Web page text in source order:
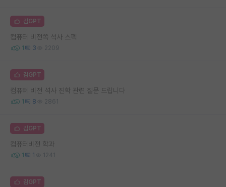
김GPT
컴퓨터 비전쪽 석사 스펙
1 3 2209
김GPT
컴퓨터 비전 석사 진학 관련 질문 드립니다
1 8 2861
김GPT
컴퓨터비전 학과
1 1 1241
김GPT